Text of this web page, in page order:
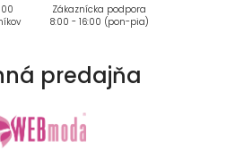
Zákaznícka podpora
8:00 - 16:00 (pon-pia)
predajňa